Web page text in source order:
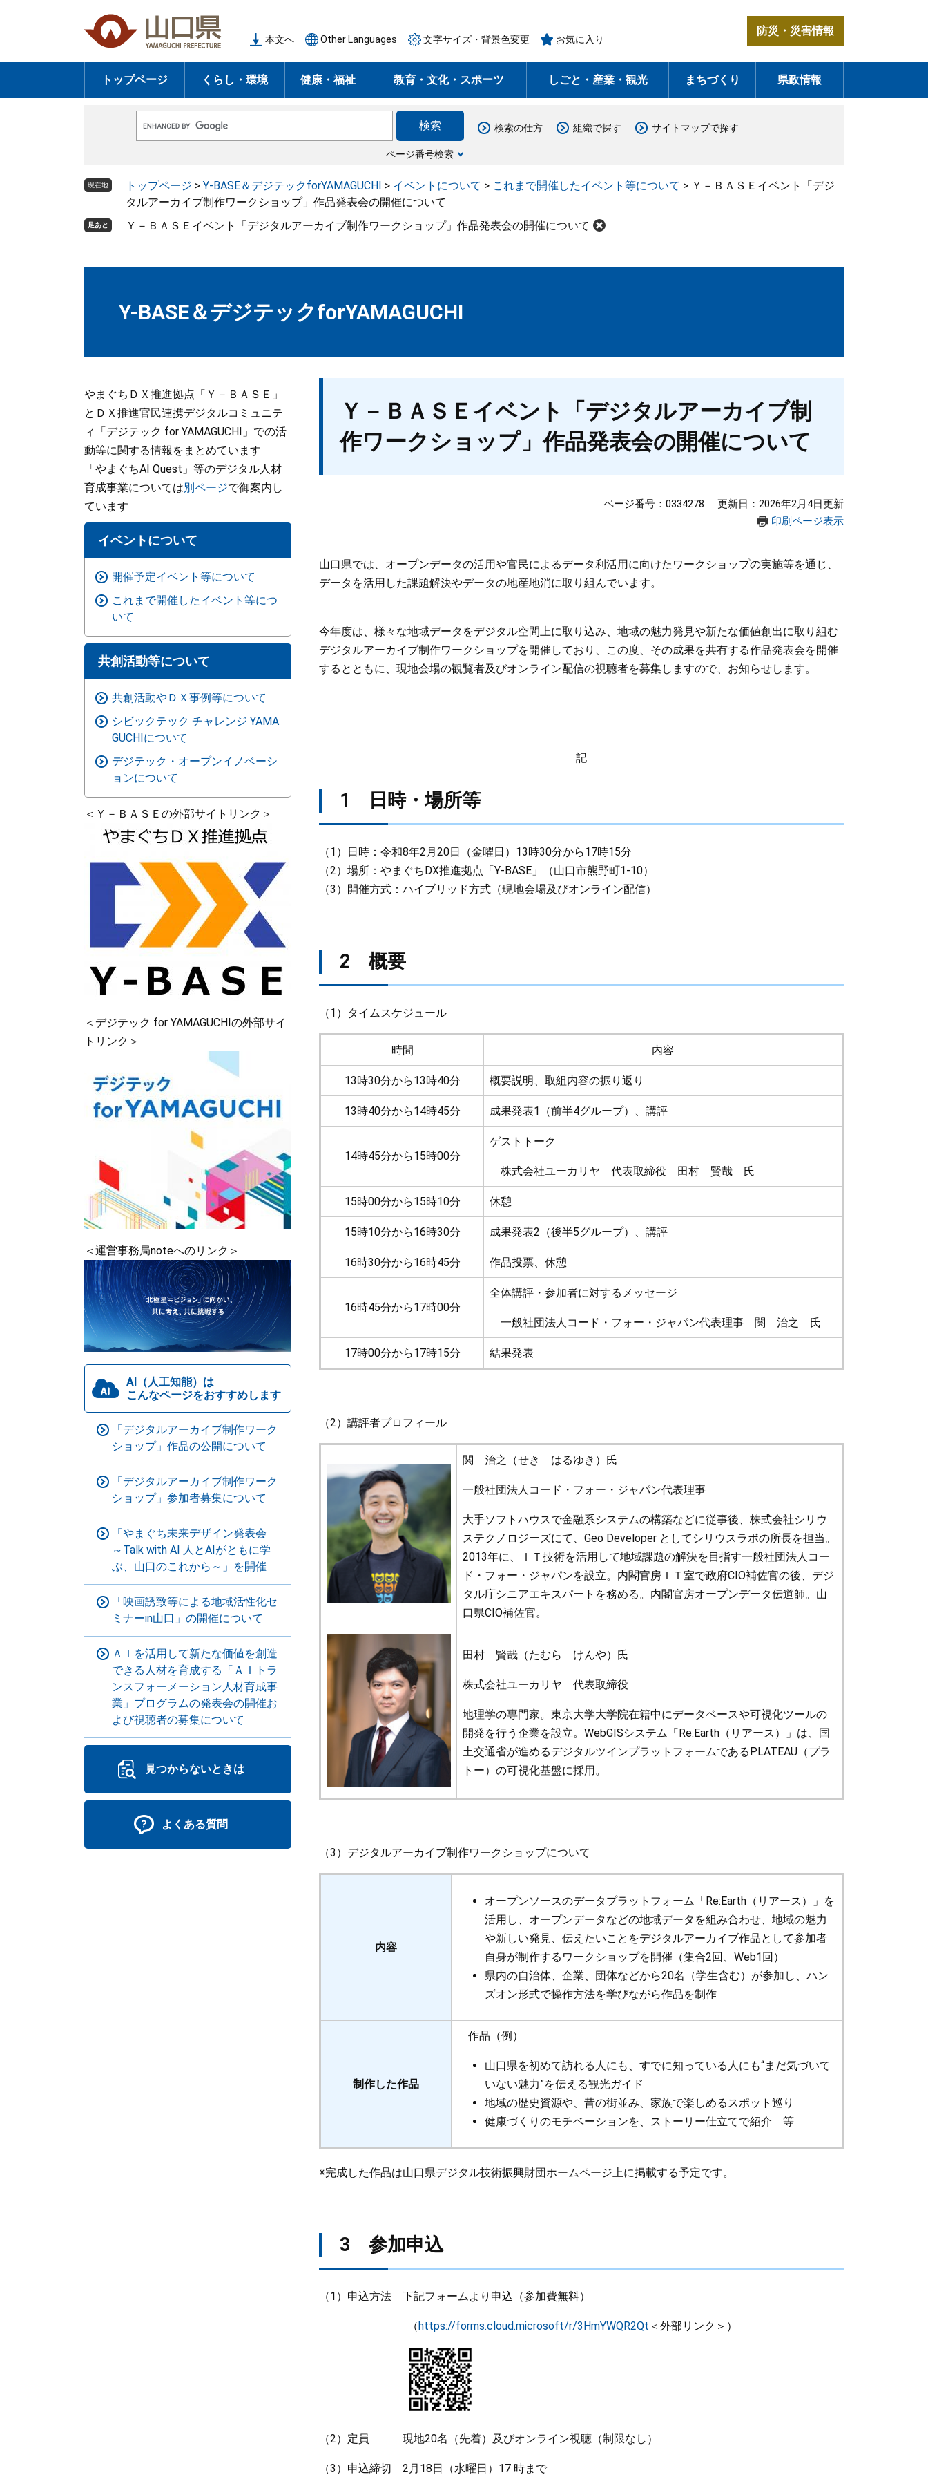
の
頭
ー
飛
本文へ Other Languages 文字サイズ・背景色変更 お気に入り
防災・災害情報
トップページ くらし・環境 健康・福祉 教育・文化・スポーツ しごと・産業・観光 まちづくり 県政情報
o
e
カ
ス
タ
ム
ページ番号検索
検索の仕方 組織で探す サイトマップで探す
現在地 トップページ > Y-BASE＆デジテックforYAMAGUCHI > イベントについて > これまで開催したイベント等について > Ｙ－ＢＡＳＥイベント「デジ
タルアーカイブ制作ワークショップ」作品発表会の開催について
足あと Ｙ－ＢＡＳＥイベント「デジタルアーカイブ制作ワークショップ」作品発表会の開催について
Y-BASE＆デジテックforYAMAGUCHI
Ｙ－ＢＡＳＥイベント「デジタルアーカイブ制
作ワークショップ」作品発表会の開催について
ページ番号：0334278
更新日：2026年2月4日更新
印刷ページ表示
山口県では、オープンデータの活用や官民によるデータ利活用に向けたワークショップの実施等を通じ、
データを活用した課題解決やデータの地産地消に取り組んでいます。
今年度は、様々な地域データをデジタル空間上に取り込み、地域の魅力発見や新たな価値創出に取り組む
デジタルアーカイブ制作ワークショップを開催しており、この度、その成果を共有する作品発表会を開催
するとともに、現地会場の観覧者及びオンライン配信の視聴者を募集しますので、お知らせします。
記
1 日時・場所等
（1）日時：令和8年2月20日（金曜日）13時30分から17時15分
（2）場所：やまぐちDX推進拠点「Y-BASE」（山口市熊野町1-10）
（3）開催方式：ハイブリッド方式（現地会場及びオンライン配信）
2 概要
（1）タイムスケジュール
時間 内容
13時30分から13時40分 概要説明、取組内容の振り返り
13時40分から14時45分 成果発表1（前半4グループ）、講評
14時45分から15時00分
ゲストトーク
株式会社ユーカリヤ 代表取締役 田村 賢哉 氏
15時00分から15時10分 休憩
15時10分から16時30分 成果発表2（後半5グループ）、講評
16時30分から16時45分 作品投票、休憩
16時45分から17時00分
全体講評・参加者に対するメッセージ
一般社団法人コード・フォー・ジャパン代表理事 関 治之 氏
17時00分から17時15分 結果発表
（2）講評者プロフィール
関 治之（せき はるゆき）氏
一般社団法人コード・フォー・ジャパン代表理事
大手ソフトハウスで金融系システムの構築などに従事後、株式会社シリウ
ステクノロジーズにて、Geo Developer としてシリウスラボの所長を担当。
2013年に、ＩＴ技術を活用して地域課題の解決を目指す一般社団法人コー
ド・フォー・ジャパンを設立。内閣官房ＩＴ室で政府CIO補佐官の後、デジ
タル庁シニアエキスパートを務める。内閣官房オープンデータ伝道師。山
口県CIO補佐官。
田村 賢哉（たむら けんや）氏
株式会社ユーカリヤ 代表取締役
地理学の専門家。東京大学大学院在籍中にデータベースや可視化ツールの
開発を行う企業を設立。WebGISシステム「Re:Earth（リアース）」は、国
土交通省が進めるデジタルツインプラットフォームであるPLATEAU（プラ
トー）の可視化基盤に採用。
（3）デジタルアーカイブ制作ワークショップについて
内容
オープンソースのデータプラットフォーム「Re:Earth（リアース）」を
活用し、オープンデータなどの地域データを組み合わせ、地域の魅力
や新しい発見、伝えたいことをデジタルアーカイブ作品として参加者
自身が制作するワークショップを開催（集合2回、Web1回）
県内の自治体、企業、団体などから20名（学生含む）が参加し、ハン
ズオン形式で操作方法を学びながら作品を制作
制作した作品
作品（例）
山口県を初めて訪れる人にも、すでに知っている人にも“まだ気づいて
いない魅力”を伝える観光ガイド
地域の歴史資源や、昔の街並み、家族で楽しめるスポット巡り
健康づくりのモチベーションを、ストーリー仕立てで紹介 等
※完成した作品は山口県デジタル技術振興財団ホームページ上に掲載する予定です。
3 参加申込
（1）申込方法 下記フォームより申込（参加費無料）
（https://forms.cloud.microsoft/r/3HmYWQR2Qt ＜外部リンク＞ ）
（2）定員 現地20名（先着）及びオンライン視聴（制限なし）
（3）申込締切 2月18日（水曜日）17 時まで
やまぐちＤＸ推進拠点「Ｙ－ＢＡＳＥ」
とＤＸ推進官民連携デジタルコミュニテ
ィ「デジテック for YAMAGUCHI」での活
動等に関する情報をまとめています
「やまぐちAI Quest」等のデジタル人材
育成事業については別ページで御案内し
ています
イベントについて
開催予定イベント等について
これまで開催したイベント等につ
いて
共創活動等について
共創活動やＤＸ事例等について
シビックテック チャレンジ YAMA
GUCHIについて
デジテック・オープンイノベーシ
ョンについて
＜Ｙ－ＢＡＳＥの外部サイトリンク＞
＜デジテック for YAMAGUCHIの外部サイ
トリンク＞
＜運営事務局noteへのリンク＞
AI（人工知能）は
こんなページをおすすめします
「デジタルアーカイブ制作ワーク
ショップ」作品の公開について
「デジタルアーカイブ制作ワーク
ショップ」参加者募集について
「やまぐち未来デザイン発表会
～Talk with AI 人とAIがともに学
ぶ、山口のこれから～」を開催
「映画誘致等による地域活性化セ
ミナーin山口」の開催について
ＡＩを活用して新たな価値を創造
できる人材を育成する「ＡＩトラ
ンスフォーメーション人材育成事
業」プログラムの発表会の開催お
よび視聴者の募集について
見つからないときは
よくある質問